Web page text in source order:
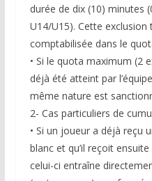
durée de dix (10) minutes
U14/U15). Cette
comptabilisée dans le
• Si le quota maximum (2
déjà été atteint par
même nature est
2- Cas particuliers de
• Si un joueur a déjà reçu
blanc et qu’il reçoit
celui-ci entraîne